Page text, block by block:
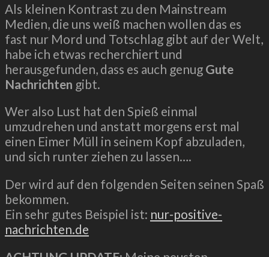
Als kleinen Kontrast zu den Mainstream
Medien, die uns weiß machen wollen das es
fast nur Mord und Totschlag gibt auf der Welt,
habe ich etwas recherchiert und
herausgefunden, dass es auch genug Gute
Nachrichten gibt.
Wer also Lust hat den Spieß einmal
umzudrehen und anstatt morgens erst mal
einen Eimer Müll in seinem Kopf abzuladen,
und sich runter ziehen zu lassen….
Der wird auf den folgenden Seiten seinen Spaß
bekommen.
Ein sehr gutes Beispiel ist: nur-positive-
nachrichten.de